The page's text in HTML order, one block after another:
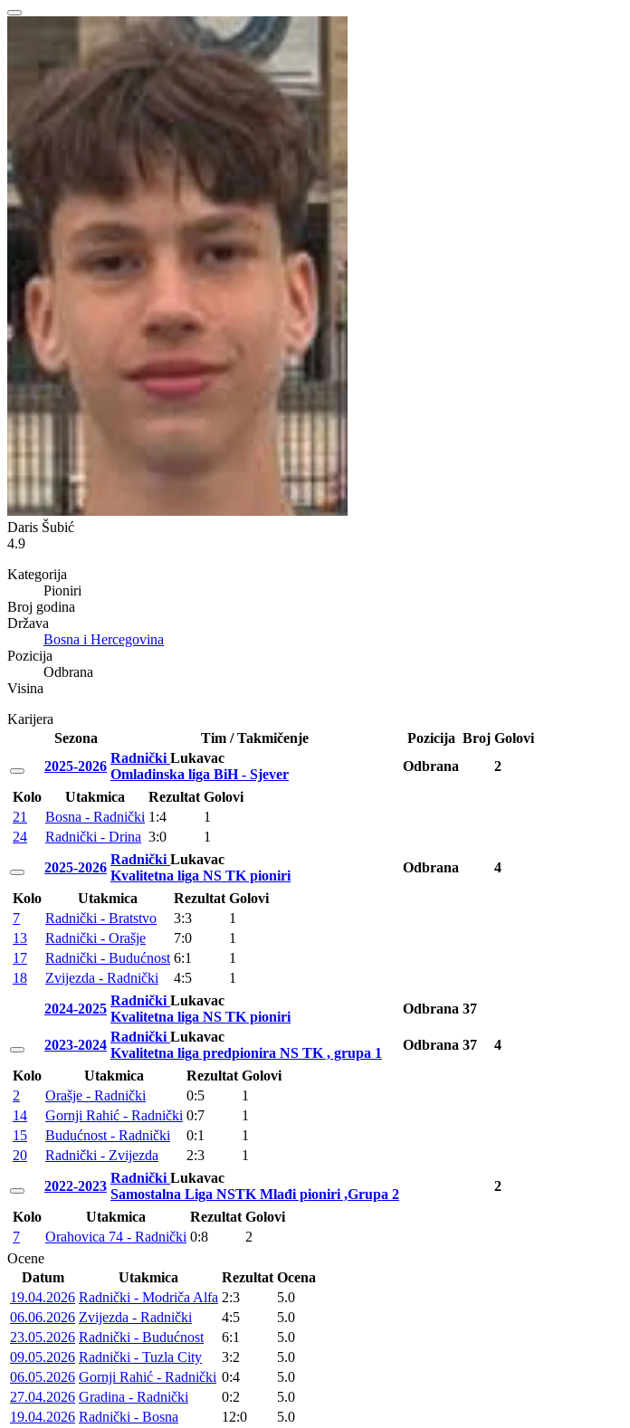
Daris Šubić
4.9
Kategorija
Pioniri
Broj godina
Država
Bosna i Hercegovina
Pozicija
Odbrana
Visina
Karijera
Sezona
Tim / Takmičenje Pozicija Broj Golovi
2025-2026
Radnički Lukavac
Omladinska liga BiH - Sjever
Odbrana
2
Kolo
Utakmica Rezultat Golovi
21
Bosna - Radnički 1:4
1
24
Radnički - Drina 3:0
1
2025-2026
Radnički Lukavac
Kvalitetna liga NS TK pioniri
Odbrana
4
Kolo
Utakmica Rezultat Golovi
7
Radnički - Bratstvo 3:3
1
13
Radnički - Orašje 7:0
1
17
Radnički - Budućnost 6:1
1
18
Zvijezda - Radnički 4:5
1
2024-2025
Radnički Lukavac
Kvalitetna liga NS TK pioniri
Odbrana 37
2023-2024
Radnički Lukavac
Kvalitetna liga predpionira NS TK , grupa 1
Odbrana 37
4
Kolo
Utakmica Rezultat Golovi
2
Orašje - Radnički 0:5
1
14
Gornji Rahić - Radnički 0:7
1
15
Budućnost - Radnički 0:1
1
20
Radnički - Zvijezda 2:3
1
2022-2023
Radnički Lukavac
Samostalna Liga NSTK Mlađi pioniri ,Grupa 2
2
Kolo
Utakmica Rezultat Golovi
7
Orahovica 74 - Radnički 0:8
2
Ocene
Datum
Utakmica Rezultat Ocena
19.04.2026 Radnički - Modriča Alfa 2:3
5.0
06.06.2026 Zvijezda - Radnički 4:5
5.0
23.05.2026 Radnički - Budućnost 6:1
5.0
09.05.2026 Radnički - Tuzla City 3:2
5.0
06.05.2026 Gornji Rahić - Radnički 0:4
5.0
27.04.2026 Gradina - Radnički 0:2
5.0
19.04.2026 Radnički - Bosna 12:0 5.0